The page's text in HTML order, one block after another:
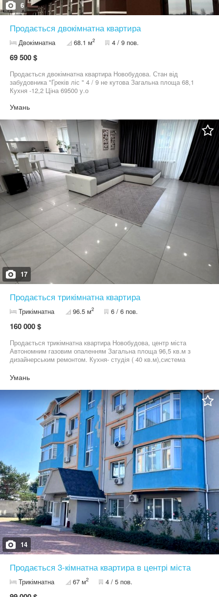
6
Продається двокімнатна квартира
Двокімнатна 68.1 м2 4 / 9 пов.
69 500 $
Продається двокімнатна квартира Новобудова. Стан від
забудовника "Греків ліс " 4 / 9 не кутова Загальна площа 68,1
Кухня -12,2 Ціна 69500 у.о
Умань
17
Продається трикімнатна квартира
Трикімнатна 96.5 м2 6 / 6 пов.
160 000 $
Продається трикімнатна квартира Новобудова, центр міста
Автономним газовим опаленням Загальна площа 96,5 кв.м з
дизайнерським ремонтом. Кухня- студія ( 40 кв.м),система
гардеробна Ванна+ душ, буде, подвійною раковиною. Меблі та
встановлено сонячні панелі , тому ліфт , Домофон, подача води
працюють завжди
Умань
14
Продається 3-кімнатна квартира в центрі міста
Трикімнатна 67 м2 4 / 5 пов.